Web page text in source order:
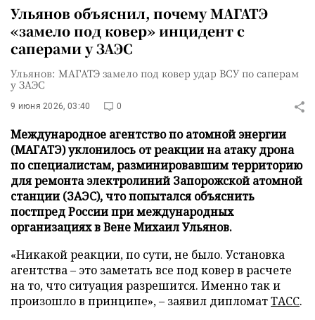
Ульянов объяснил, почему МАГАТЭ
«замело под ковер» инцидент с
саперами у ЗАЭС
Ульянов: МАГАТЭ замело под ковер удар ВСУ по саперам
у ЗАЭС
9 июня 2026, 03:40 0
Международное агентство по атомной энергии
(МАГАТЭ) уклонилось от реакции на атаку дрона
по специалистам, разминировавшим территорию
для ремонта электролиний Запорожской атомной
станции (ЗАЭС), что попытался объяснить
постпред России при международных
организациях в Вене Михаил Ульянов.
«Никакой реакции, по сути, не было. Установка
агентства – это заметать все под ковер в расчете
на то, что ситуация разрешится. Именно так и
произошло в принципе», – заявил дипломатТАСС.